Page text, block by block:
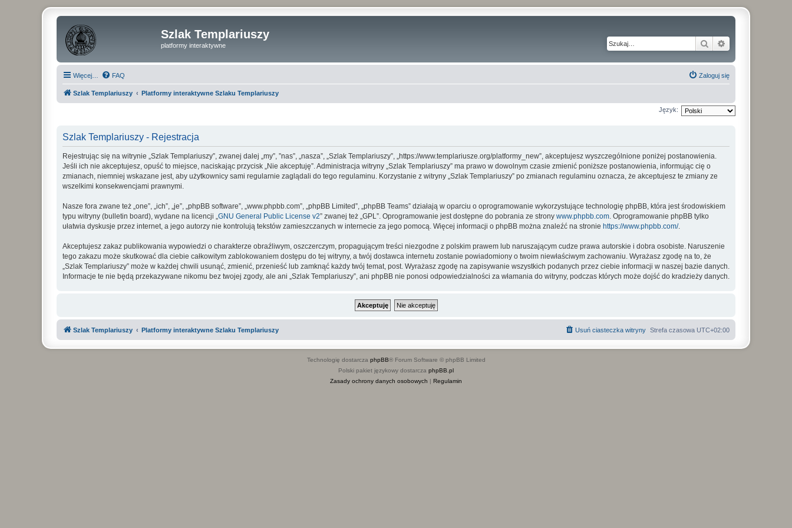
Szlak Templariuszy
platformy interaktywne Szukaj
Więcej… FAQ Zaloguj się
Szlak Templariuszy Platformy interaktywne Szlaku Templariuszy
Język:
Szlak Templariuszy - Rejestracja
Rejestrując się na witrynie „Szlak Templariuszy”, zwanej dalej „my”, ”nas”, „nasza”, „Szlak Templariuszy”, „https://www.templariusze.org/platformy_new”, akceptujesz wyszczególnione poniżej postanowienia.
Jeśli ich nie akceptujesz, opuść to miejsce, naciskając przycisk „Nie akceptuję”. Administracja witryny „Szlak Templariuszy” ma prawo w dowolnym czasie zmienić poniższe postanowienia, informując cię o
zmianach, niemniej wskazane jest, aby użytkownicy sami regularnie zaglądali do tego regulaminu. Korzystanie z witryny „Szlak Templariuszy” po zmianach regulaminu oznacza, że akceptujesz te zmiany ze
wszelkimi konsekwencjami prawnymi.
Nasze fora zwane też „one”, „ich”, „je”, „phpBB software”, „www.phpbb.com”, „phpBB Limited”, „phpBB Teams” działają w oparciu o oprogramowanie wykorzystujące technologię phpBB, która jest środowiskiem
typu witryny (bulletin board), wydane na licencji „GNU General Public License v2” zwanej też „GPL”. Oprogramowanie jest dostępne do pobrania ze strony www.phpbb.com. Oprogramowanie phpBB tylko
ułatwia dyskusje przez internet, a jego autorzy nie kontrolują tekstów zamieszczanych w internecie za jego pomocą. Więcej informacji o phpBB można znaleźć na stronie https://www.phpbb.com/.
Akceptujesz zakaz publikowania wypowiedzi o charakterze obraźliwym, oszczerczym, propagującym treści niezgodne z polskim prawem lub naruszającym cudze prawa autorskie i dobra osobiste. Naruszenie
tego zakazu może skutkować dla ciebie całkowitym zablokowaniem dostępu do tej witryny, a twój dostawca internetu zostanie powiadomiony o twoim niewłaściwym zachowaniu. Wyrażasz zgodę na to, że
„Szlak Templariuszy” może w każdej chwili usunąć, zmienić, przenieść lub zamknąć każdy twój temat, post. Wyrażasz zgodę na zapisywanie wszystkich podanych przez ciebie informacji w naszej bazie danych.
Informacje te nie będą przekazywane nikomu bez twojej zgody, ale ani „Szlak Templariuszy”, ani phpBB nie ponosi odpowiedzialności za włamania do witryny, podczas których może dojść do kradzieży danych.
Szlak Templariuszy Platformy interaktywne Szlaku Templariuszy Strefa czasowa UTC+02:00
Usuń ciasteczka witryny
Technologię dostarcza phpBB® Forum Software © phpBB Limited
Polski pakiet językowy dostarcza phpBB.pl
Zasady ochrony danych osobowych | Regulamin